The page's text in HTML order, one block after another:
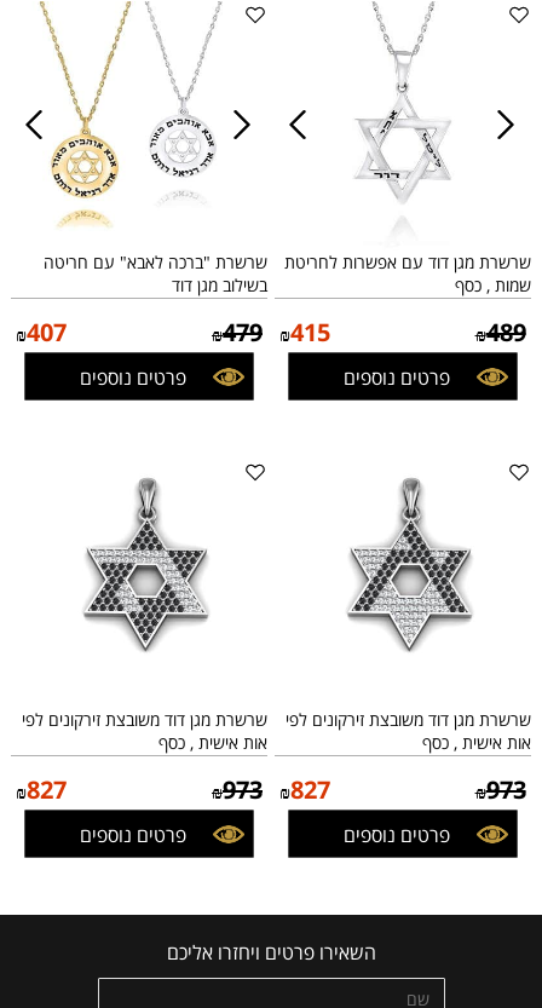
שרשרת מגן דוד עם אפשרות לחריטת
₪489
₪415
פרטים נוספים
שרשרת "ברכה לאבא" עם חריטה
₪479
₪407
פרטים נוספים
שרשרת מגן דוד משובצת זירקונים לפי
₪973
₪827
פרטים נוספים
שרשרת מגן דוד משובצת זירקונים לפי
₪973
₪827
פרטים נוספים
השאירו פרטים ויחזרו אליכם